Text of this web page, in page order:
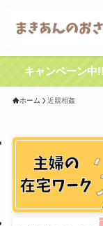
キャンペーン中
ホーム 近親相姦